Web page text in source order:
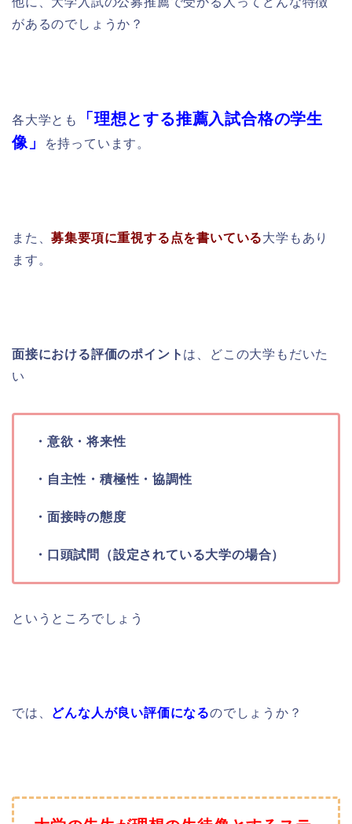
があるのでしょうか？
各大学とも
「理想とする推薦入試合格の学生
像」
を持っています。
また、募集要項に重視する点を書いている大学もあり
ます。
面接における評価のポイント は、どこの大学もだいた
い
・意欲・将来性
・自主性・積極性・協調性
・面接時の態度
・口頭試問（設定されている大学の場合）
というところでしょう
では、 どんな人が良い評価になるのでしょうか？